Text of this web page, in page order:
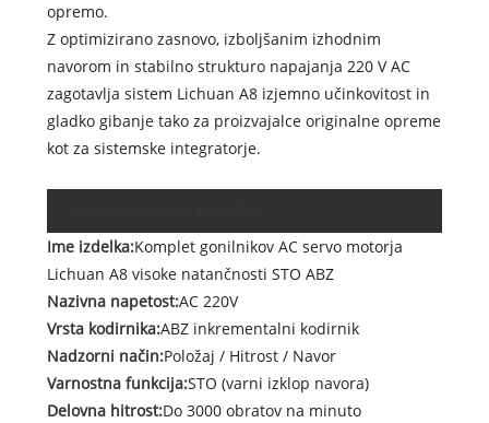
opremo.
Z optimizirano zasnovo, izboljšanim izhodnim
navorom in stabilno strukturo napajanja 220 V AC
zagotavlja sistem Lichuan A8 izjemno učinkovitost in
gladko gibanje tako za proizvajalce originalne opreme
kot za sistemske integratorje.
Ime izdelka:Komplet gonilnikov AC servo motorja
Lichuan A8 visoke natančnosti STO ABZ
Nazivna napetost:AC 220V
Vrsta kodirnika:ABZ inkrementalni kodirnik
Nadzorni način:Položaj / Hitrost / Navor
Varnostna funkcija:STO (varni izklop navora)
Delovna hitrost:Do 3000 obratov na minuto